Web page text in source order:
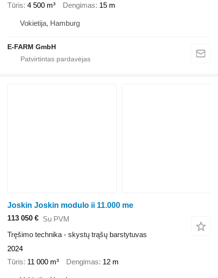
Tūris 4 500 m³ Dengimas 15 m
Vokietija, Hamburg
E-FARM GmbH
Joskin Joskin modulo ii 11.000 me
113 050 € Su PVM
Tręšimo technika - skystų trąšų barstytuvas
2024
Tūris 11 000 m³ Dengimas 12 m